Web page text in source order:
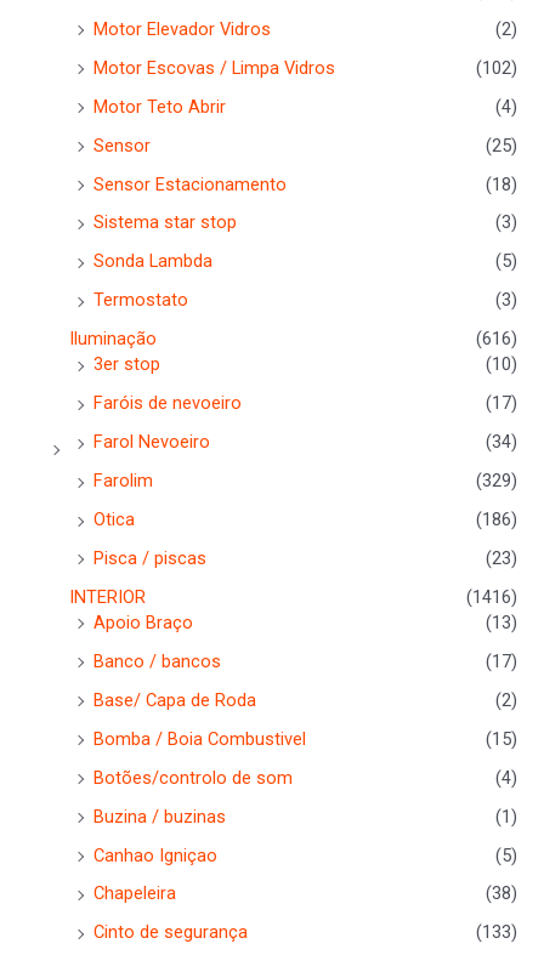
Motor Elevador Vidros
(2)
Motor Escovas / Limpa Vidros
(102)
Motor Teto Abrir
(4)
Sensor
(25)
Sensor Estacionamento
(18)
Sistema star stop
(3)
Sonda Lambda
(5)
Termostato
(3)
Iluminação
(616)
3er stop
(10)
Faróis de nevoeiro
(17)
Farol Nevoeiro
(34)
Farolim
(329)
Otica
(186)
Pisca / piscas
(23)
INTERIOR
(1416)
Apoio Braço
(13)
Banco / bancos
(17)
Base/ Capa de Roda
(2)
Bomba / Boia Combustivel
(15)
Botões/controlo de som
(4)
Buzina / buzinas
(1)
Canhao Igniçao
(5)
Chapeleira
(38)
Cinto de segurança
(133)